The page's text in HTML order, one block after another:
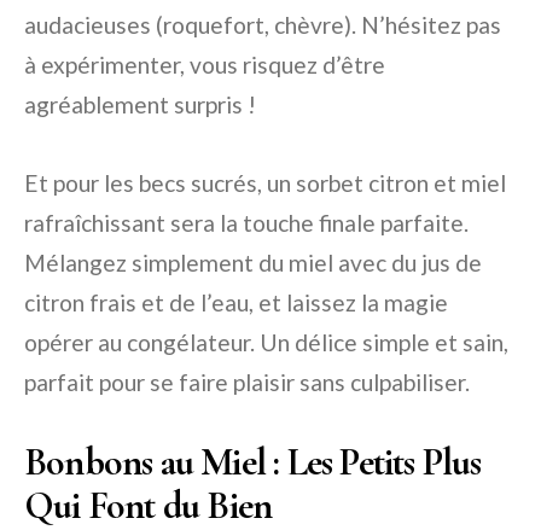
audacieuses (roquefort, chèvre). N’hésitez pas
à expérimenter, vous risquez d’être
agréablement surpris !
Et pour les becs sucrés, un sorbet citron et miel
rafraîchissant sera la touche finale parfaite.
Mélangez simplement du miel avec du jus de
citron frais et de l’eau, et laissez la magie
opérer au congélateur. Un délice simple et sain,
parfait pour se faire plaisir sans culpabiliser.
Bonbons au Miel : Les Petits Plus
Qui Font du Bien